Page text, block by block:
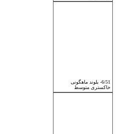
6/51- بلوند ماهگونی
خاکستری متوسط